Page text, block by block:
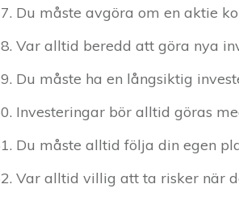
Du måste avgöra om en aktie
Var alltid beredd att göra nya
Du måste ha en långsiktig
Investeringar bör alltid göras
Du måste alltid följa din egen
Var alltid villig att ta risker när